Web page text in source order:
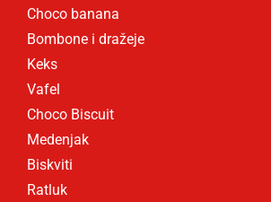
Choco banana
Bombone i dražeje
Keks
Vafel
Choco Biscuit
Medenjak
Biskviti
Ratluk